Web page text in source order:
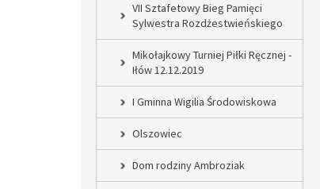
VII Sztafetowy Bieg Pamięci
Sylwestra Rozdżestwieńskiego
Mikołajkowy Turniej Piłki Ręcznej -
Iłów 12.12.2019
I Gminna Wigilia Środowiskowa
Olszowiec
Dom rodziny Ambroziak